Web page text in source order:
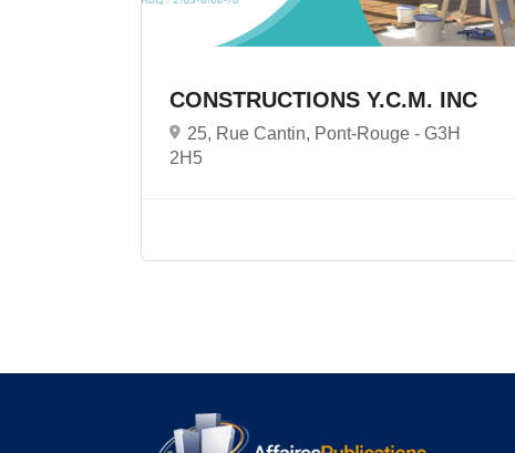
CONSTRUCTIONS Y.C.M. INC
25, Rue Cantin, Pont-Rouge - G3H
2H5